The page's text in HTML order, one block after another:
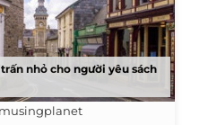
nhỏ cho người yêu sách